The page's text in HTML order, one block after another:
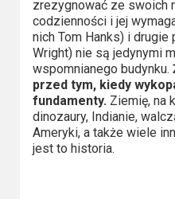
Apple
TV
+
Disney+
HBO
Max
zrezygnować ze swoich
codzienności i jej
nich Tom Hanks) i drugie
Wright) nie są jedynymi
wspomnianego budynku.
przed tym, kiedy
fundamenty. Ziemię, na
dinozaury, Indianie,
Ameryki, a także wiele
jest to historia.